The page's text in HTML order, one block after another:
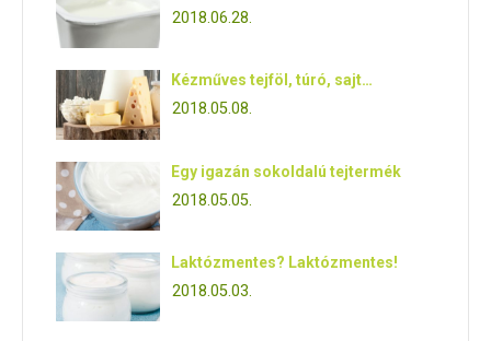
2018.06.28.
Kézműves tejföl, túró, sajt…
2018.05.08.
Egy igazán sokoldalú tejtermék
2018.05.05.
Laktózmentes? Laktózmentes!
2018.05.03.